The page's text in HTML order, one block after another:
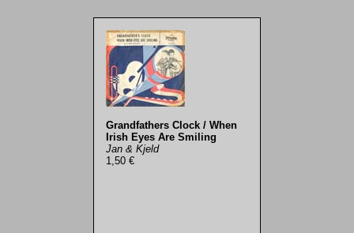
Grandfathers Clock / When
Irish Eyes Are Smiling
Jan & Kjeld
1,50 €